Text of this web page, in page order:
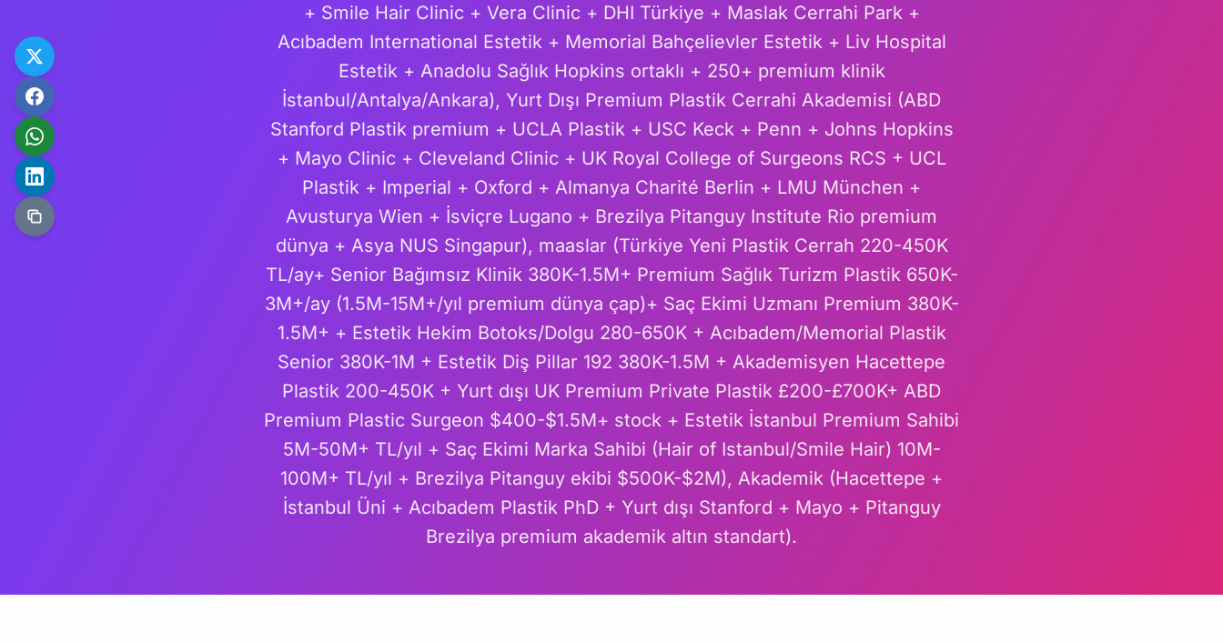
+ Smile Hair Clinic + Vera Clinic + DHI Türkiye + Maslak Cerrahi Park +
Acıbadem International Estetik + Memorial Bahçelievler Estetik + Liv Hospital
Estetik + Anadolu Sağlık Hopkins ortaklı + 250+ premium klinik
İstanbul/Antalya/Ankara), Yurt Dışı Premium Plastik Cerrahi Akademisi (ABD
Stanford Plastik premium + UCLA Plastik + USC Keck + Penn + Johns Hopkins
+ Mayo Clinic + Cleveland Clinic + UK Royal College of Surgeons RCS + UCL
Plastik + Imperial + Oxford + Almanya Charité Berlin + LMU München +
Avusturya Wien + İsviçre Lugano + Brezilya Pitanguy Institute Rio premium
dünya + Asya NUS Singapur), maaslar (Türkiye Yeni Plastik Cerrah 220-450K
TL/ay+ Senior Bağımsız Klinik 380K-1.5M+ Premium Sağlık Turizm Plastik 650K-
3M+/ay (1.5M-15M+/yıl premium dünya çap)+ Saç Ekimi Uzmanı Premium 380K-
1.5M+ + Estetik Hekim Botoks/Dolgu 280-650K + Acıbadem/Memorial Plastik
Senior 380K-1M + Estetik Diş Pillar 192 380K-1.5M + Akademisyen Hacettepe
Plastik 200-450K + Yurt dışı UK Premium Private Plastik £200-£700K+ ABD
Premium Plastic Surgeon $400-$1.5M+ stock + Estetik İstanbul Premium Sahibi
5M-50M+ TL/yıl + Saç Ekimi Marka Sahibi (Hair of Istanbul/Smile Hair) 10M-
100M+ TL/yıl + Brezilya Pitanguy ekibi $500K-$2M), Akademik (Hacettepe +
İstanbul Üni + Acıbadem Plastik PhD + Yurt dışı Stanford + Mayo + Pitanguy
Brezilya premium akademik altın standart).